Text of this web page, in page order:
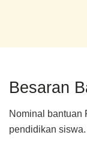
Besaran
Nominal bantuan
pendidikan siswa.